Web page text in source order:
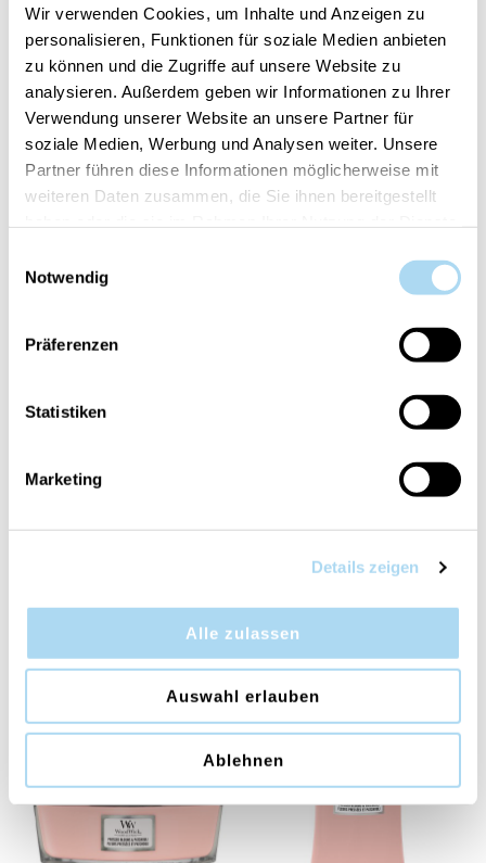
Wir verwenden Cookies, um Inhalte und Anzeigen zu
personalisieren, Funktionen für soziale Medien anbieten
zu können und die Zugriffe auf unsere Website zu
analysieren. Außerdem geben wir Informationen zu Ihrer
Verwendung unserer Website an unsere Partner für
soziale Medien, Werbung und Analysen weiter. Unsere
Partner führen diese Informationen möglicherweise mit
weiteren Daten zusammen, die Sie ihnen bereitgestellt
Notwendig
Präferenzen
Statistiken
Marketing
Details zeigen
Alle zulassen
Auswahl erlauben
Ablehnen
50%
Linen Mini Jar
50%
Phantom Cherry Ellipse
50% 50%